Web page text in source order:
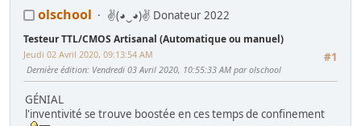
Arcade:Ma première borne JAMMA from scratch
Noel 2014 (Wip Humanitaire)
Flippers:Gottlieb Magnotron
Gottlieb Genesis,Data East Time Machine, Recel Lady Luck (Feu)
Jackpot: Bally Golden Continental
Hors Arcade
(Donkey Kong Key Box)
Testeur TTL/CMOS Artisanal
MPU Data East
olschool ✌(◕‿◕)✌ Donateur 2022
Testeur TTL/CMOS Artisanal (Automatique ou manuel)
#1
Jeudi 02 Avril 2020, 09:13:54 AM
Dernière édition: Vendredi 03 Avril 2020, 10:55:33 AM par olschool
GÉNIAL
l'inventivité se trouve boostée en ces temps de confinement